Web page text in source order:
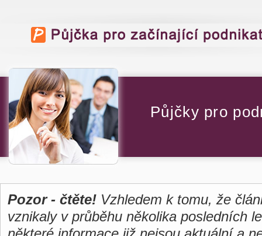
Půjčky pro
Pozor - čtěte! Vzhledem k tomu, že
vznikaly v průběhu několika posledních